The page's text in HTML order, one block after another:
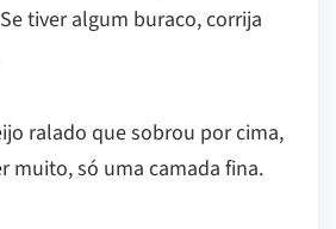
tiver algum buraco, corrija
ralado que sobrou por cima,
muito, só uma camada fina.